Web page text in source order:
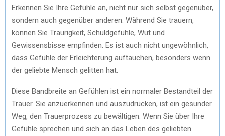
Erkennen Sie Ihre Gefühle an, nicht nur sich selbst gegenüber,
sondern auch gegenüber anderen. Während Sie trauern,
können Sie Traurigkeit, Schuldgefühle, Wut und
Gewissensbisse empfinden. Es ist auch nicht ungewöhnlich,
dass Gefühle der Erleichterung auftauchen, besonders wenn
der geliebte Mensch gelitten hat.
Diese Bandbreite an Gefühlen ist ein normaler Bestandteil der
Trauer. Sie anzuerkennen und auszudrücken, ist ein gesunder
Weg, den Trauerprozess zu bewältigen. Wenn Sie über Ihre
Gefühle sprechen und sich an das Leben des geliebten